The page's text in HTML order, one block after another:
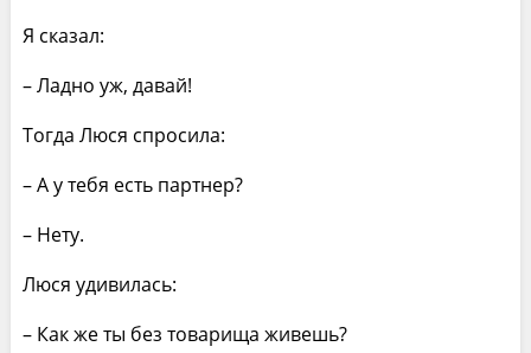
Я сказал:
– Ладно уж, давай!
Тогда Люся спросила:
– А у тебя есть партнер?
– Нету.
Люся удивилась:
– Как же ты без товарища живешь?